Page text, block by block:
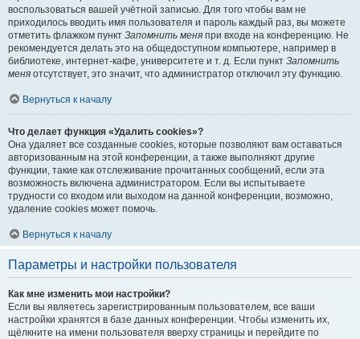
воспользоваться вашей учётной записью. Для того чтобы вам не
приходилось вводить имя пользователя и пароль каждый раз, вы можете
отметить флажком пункт Запомнить меня при входе на конференцию. Не
рекомендуется делать это на общедоступном компьютере, например в
библиотеке, интернет-кафе, университете и т. д. Если пункт Запомнить
меня отсутствует, это значит, что администратор отключил эту функцию.
Вернуться к началу
Что делает функция «Удалить cookies»?
Она удаляет все созданные cookies, которые позволяют вам оставаться
авторизованным на этой конференции, а также выполняют другие
функции, такие как отслеживание прочитанных сообщений, если эта
возможность включена администратором. Если вы испытываете
трудности со входом или выходом на данной конференции, возможно,
удаление cookies может помочь.
Вернуться к началу
Параметры и настройки пользователя
Как мне изменить мои настройки?
Если вы являетесь зарегистрированным пользователем, все ваши
настройки хранятся в базе данных конференции. Чтобы изменить их,
щёлкните на имени пользователя вверху страницы и перейдите по